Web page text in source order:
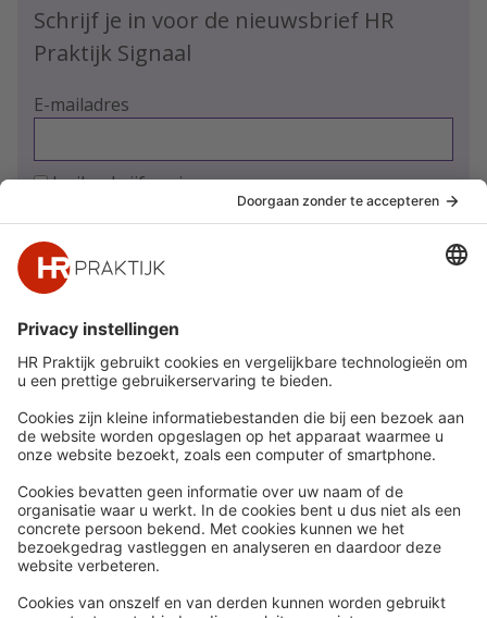
Schrijf je in voor de nieuwsbrief HR
Praktijk Signaal
E-mailadres
Ja, ik schrijf me in
Snel naar
Nieuws
Whitepapers
Webinars
Word lid
Contact
Meer
HR Academy
HR Podcast
CHRO
HR Day
Volg Ons